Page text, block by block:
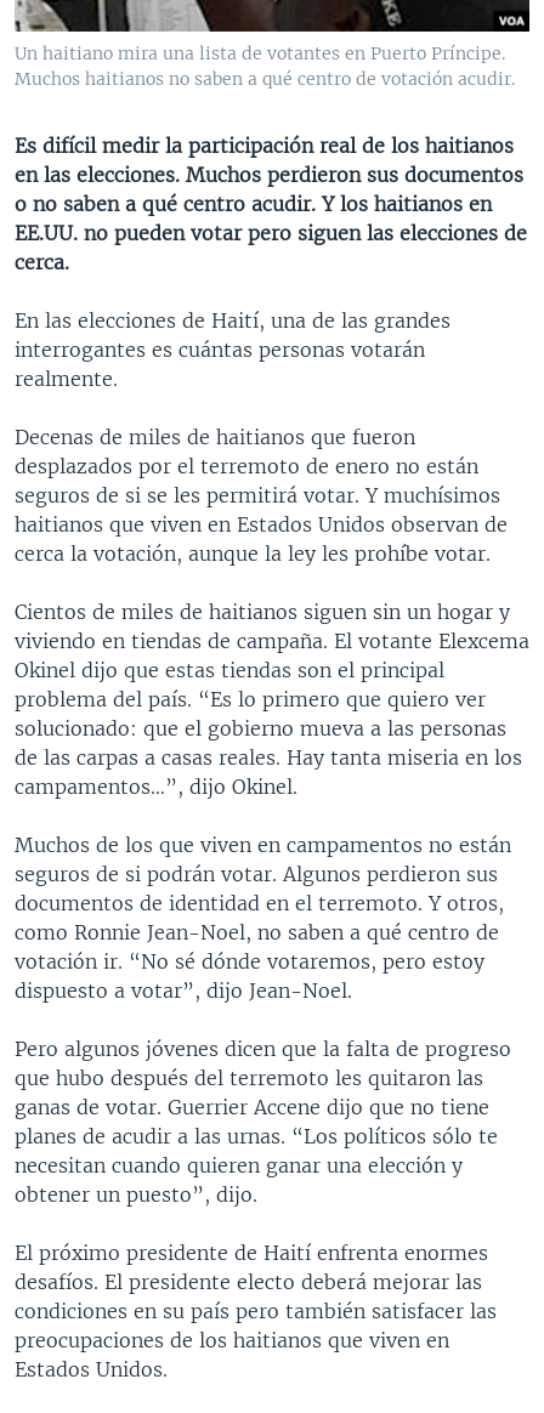
VENEZUELA
BRASIL
NICARAGUA
ECONOMÍA
ENTRETENIMIENTO Y CULTURA
DEPORTES
CIENCIA Y SALUD
MULTIMEDIA
VIDEOS
AUDIOS
PROGRAMAS TV
FORO INTERAMERICANO
VISIÓN 360
LAS CLAVES
AVANCE INFORMATIVO
AUDIONOTICIAS
BUENOS DÍAS AMÉRICA
EL MUNDO AL DÍA [RADIO]
FORO [RADIO]
NOTA ECONÓMICA
ENTRETENIMIENTO
DIRECT
DOCUMENTALES DE LA VOA
Learning English
SÍGANOS
Idiomas
Un haitiano mira una lista de votantes en Puerto Príncipe.
Muchos haitianos no saben a qué centro de votación acudir.
Es difícil medir la participación real de los haitianos
en las elecciones. Muchos perdieron sus documentos
o no saben a qué centro acudir. Y los haitianos en
EE.UU. no pueden votar pero siguen las elecciones de
cerca.
En las elecciones de Haití, una de las grandes
interrogantes es cuántas personas votarán
realmente.
Decenas de miles de haitianos que fueron
desplazados por el terremoto de enero no están
seguros de si se les permitirá votar. Y muchísimos
haitianos que viven en Estados Unidos observan de
cerca la votación, aunque la ley les prohíbe votar.
Cientos de miles de haitianos siguen sin un hogar y
viviendo en tiendas de campaña. El votante Elexcema
Okinel dijo que estas tiendas son el principal
problema del país. “Es lo primero que quiero ver
solucionado: que el gobierno mueva a las personas
de las carpas a casas reales. Hay tanta miseria en los
campamentos…”, dijo Okinel.
Muchos de los que viven en campamentos no están
seguros de si podrán votar. Algunos perdieron sus
documentos de identidad en el terremoto. Y otros,
como Ronnie Jean-Noel, no saben a qué centro de
votación ir. “No sé dónde votaremos, pero estoy
dispuesto a votar”, dijo Jean-Noel.
Pero algunos jóvenes dicen que la falta de progreso
que hubo después del terremoto les quitaron las
ganas de votar. Guerrier Accene dijo que no tiene
planes de acudir a las urnas. “Los políticos sólo te
necesitan cuando quieren ganar una elección y
obtener un puesto”, dijo.
El próximo presidente de Haití enfrenta enormes
desafíos. El presidente electo deberá mejorar las
condiciones en su país pero también satisfacer las
preocupaciones de los haitianos que viven en
Estados Unidos.